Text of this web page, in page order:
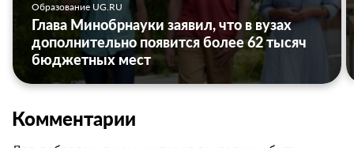
Образование UG.RU
Глава Минобрнауки заявил, что в вузах
дополнительно появится более 62 тысяч
бюджетных мест
Комментарии